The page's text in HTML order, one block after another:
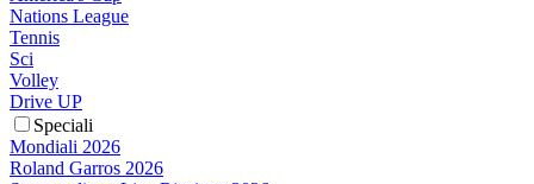
Nations League
Tennis
Sci
Volley
Drive UP
Speciali
Mondiali 2026
Roland Garros 2026